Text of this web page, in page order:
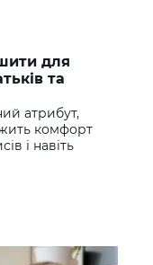
для
та
атрибут,
комфорт
і навіть